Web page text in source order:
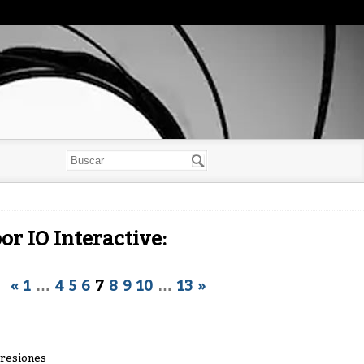
IO Interactive:
« 1 … 4 5 6 7 8 9 10 … 13 »